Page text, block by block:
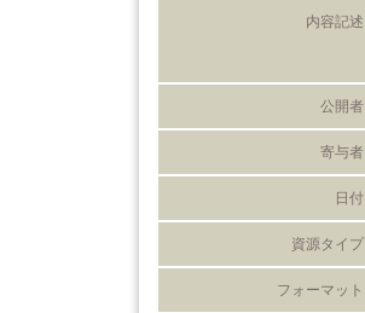
内容記述
公開者
寄与者
日付
資源タイプ
フォーマット